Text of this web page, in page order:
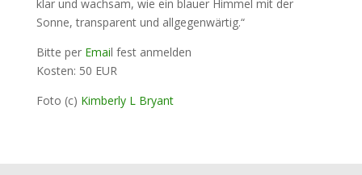
klar und wachsam, wie ein blauer Himmel mit der
Sonne, transparent und allgegenwärtig.“
Bitte per Email fest anmelden
Kosten: 50 EUR
Foto (c) Kimberly L Bryant